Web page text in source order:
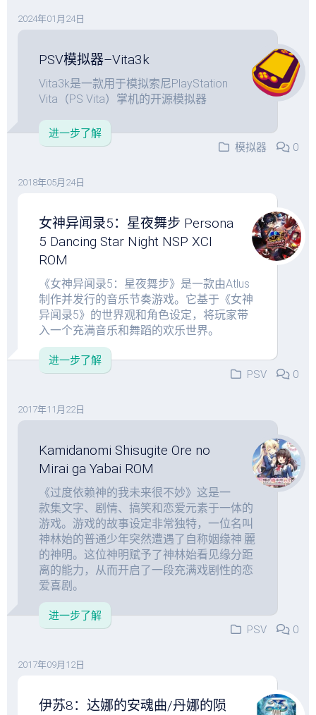
2024年01月24日
PSV模拟器–Vita3k
Vita3k是一款用于模拟索尼PlayStation
Vita（PS Vita）掌机的开源模拟器
进一步了解
模拟器
0
2018年05月24日
女神异闻录5：星夜舞步 Persona
5 Dancing Star Night NSP XCI
ROM
《女神异闻录5：星夜舞步》是一款由Atlus
制作并发行的音乐节奏游戏。它基于《女神
异闻录5》的世界观和角色设定，将玩家带
入一个充满音乐和舞蹈的欢乐世界。
进一步了解
PSV
0
2017年11月22日
Kamidanomi Shisugite Ore no
Mirai ga Yabai ROM
《过度依赖神的我未来很不妙》这是一
款集文字、剧情、搞笑和恋爱元素于一体的
游戏。游戏的故事设定非常独特，一位名叫
神林始的普通少年突然遭遇了自称姻缘神·麗
的神明。这位神明赋予了神林始看见缘分距
离的能力，从而开启了一段充满戏剧性的恋
爱喜剧。
进一步了解
PSV
0
2017年09月12日
伊苏8：达娜的安魂曲/丹娜的陨